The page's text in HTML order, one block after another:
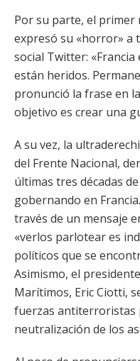
Por su parte, el primer
expresó su «horror» a
social Twitter:
están heridos.
pronunció la frase en
objetivo es crear una
A su vez, la
del Frente Nacional,
últimas tres décadas
gobernando en
través de un mensaje
«verlos parlotear es
políticos que se
Asimismo, el
Marítimos, Eric Ciotti,
fuerzas antiterroristas
neutralización de los